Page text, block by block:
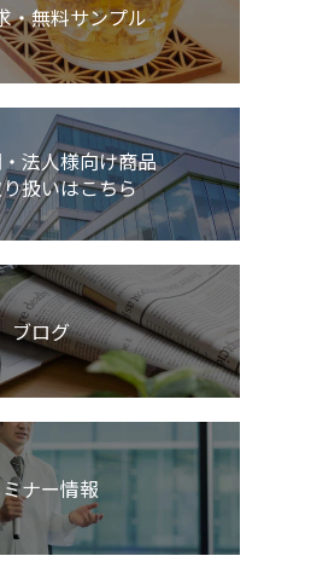
・無料サンプル
法人様向け商品
扱いはこちら
ブログ
ナー情報